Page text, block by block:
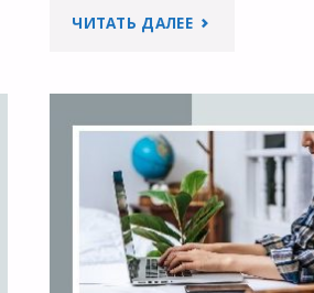
ЧИТАТЬ ДАЛЕЕ"AIRI
ALPHAEVOLVE
ОТ
GOOGLE"